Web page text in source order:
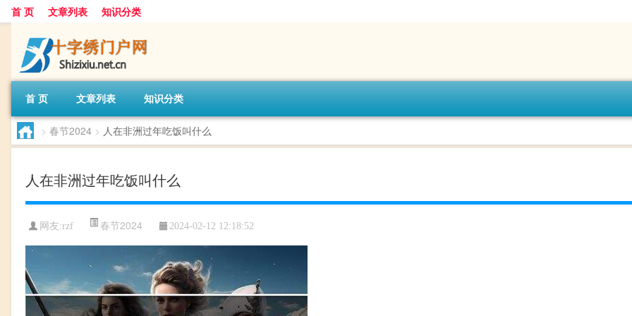
首 页 文章列表 知识分类
首 页 文章列表 知识分类
> 春节2024 > 人在非洲过年吃饭叫什么
人在非洲过年吃饭叫什么
网友:rzf 春节2024 2024-02-12 12:18:52